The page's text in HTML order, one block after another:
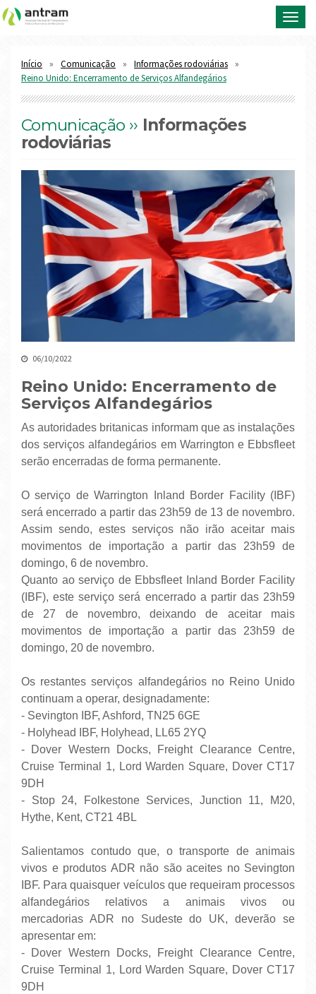
Início Comunicação
Informações rodoviárias
Reino Unido: Encerramento de Serviços Alfandegários
Comunicação ›› Informações
rodoviárias
06/10/2022
Reino Unido: Encerramento de
Serviços Alfandegários
As autoridades britanicas informam que as instalações
dos serviços alfandegários em Warrington e Ebbsfleet
serão encerradas de forma permanente.
O serviço de Warrington Inland Border Facility (IBF)
será encerrado a partir das 23h59 de 13 de novembro.
Assim sendo, estes serviços não irão aceitar mais
movimentos de importação a partir das 23h59 de
domingo, 6 de novembro.
Quanto ao serviço de Ebbsfleet Inland Border Facility
(IBF), este serviço será encerrado a partir das 23h59
de 27 de novembro, deixando de aceitar mais
movimentos de importação a partir das 23h59 de
domingo, 20 de novembro.
Os restantes serviços alfandegários no Reino Unido
continuam a operar, designadamente:
- Sevington IBF, Ashford, TN25 6GE
- Holyhead IBF, Holyhead, LL65 2YQ
- Dover Western Docks, Freight Clearance Centre,
Cruise Terminal 1, Lord Warden Square, Dover CT17
9DH
- Stop 24, Folkestone Services, Junction 11, M20,
Hythe, Kent, CT21 4BL
Salientamos contudo que, o transporte de animais
vivos e produtos ADR não são aceites no Sevington
IBF. Para quaisquer veículos que requeiram processos
alfandegários relativos a animais vivos ou
mercadorias ADR no Sudeste do UK, deverão se
apresentar em:
- Dover Western Docks, Freight Clearance Centre,
Cruise Terminal 1, Lord Warden Square, Dover CT17
9DH